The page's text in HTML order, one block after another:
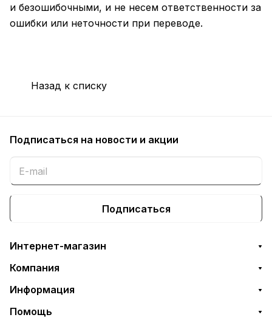
и безошибочными, и не несем ответственности за
ошибки или неточности при переводе.
Назад к списку
Подписаться на новости и акции
Подписаться
Интернет-магазин
Компания
Информация
Помощь